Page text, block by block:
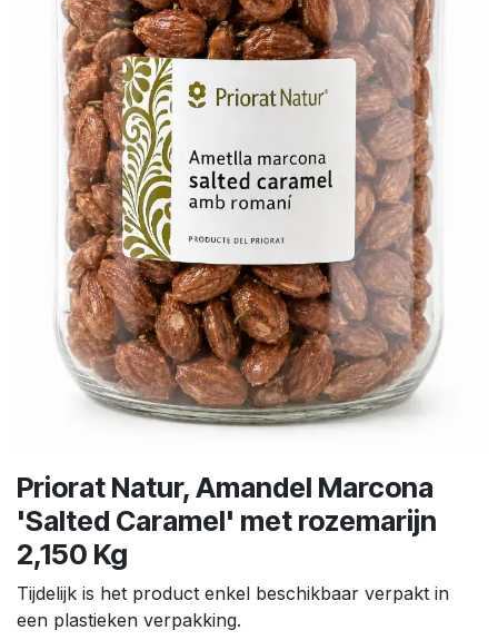
Priorat Natur, Amandel Marcona
'Salted Caramel' met rozemarijn
2,150 Kg
Tijdelijk is het product enkel beschikbaar verpakt in
een plastieken verpakking.